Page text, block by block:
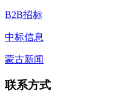
B2B招标
中标信息
蒙古新闻
联系方式